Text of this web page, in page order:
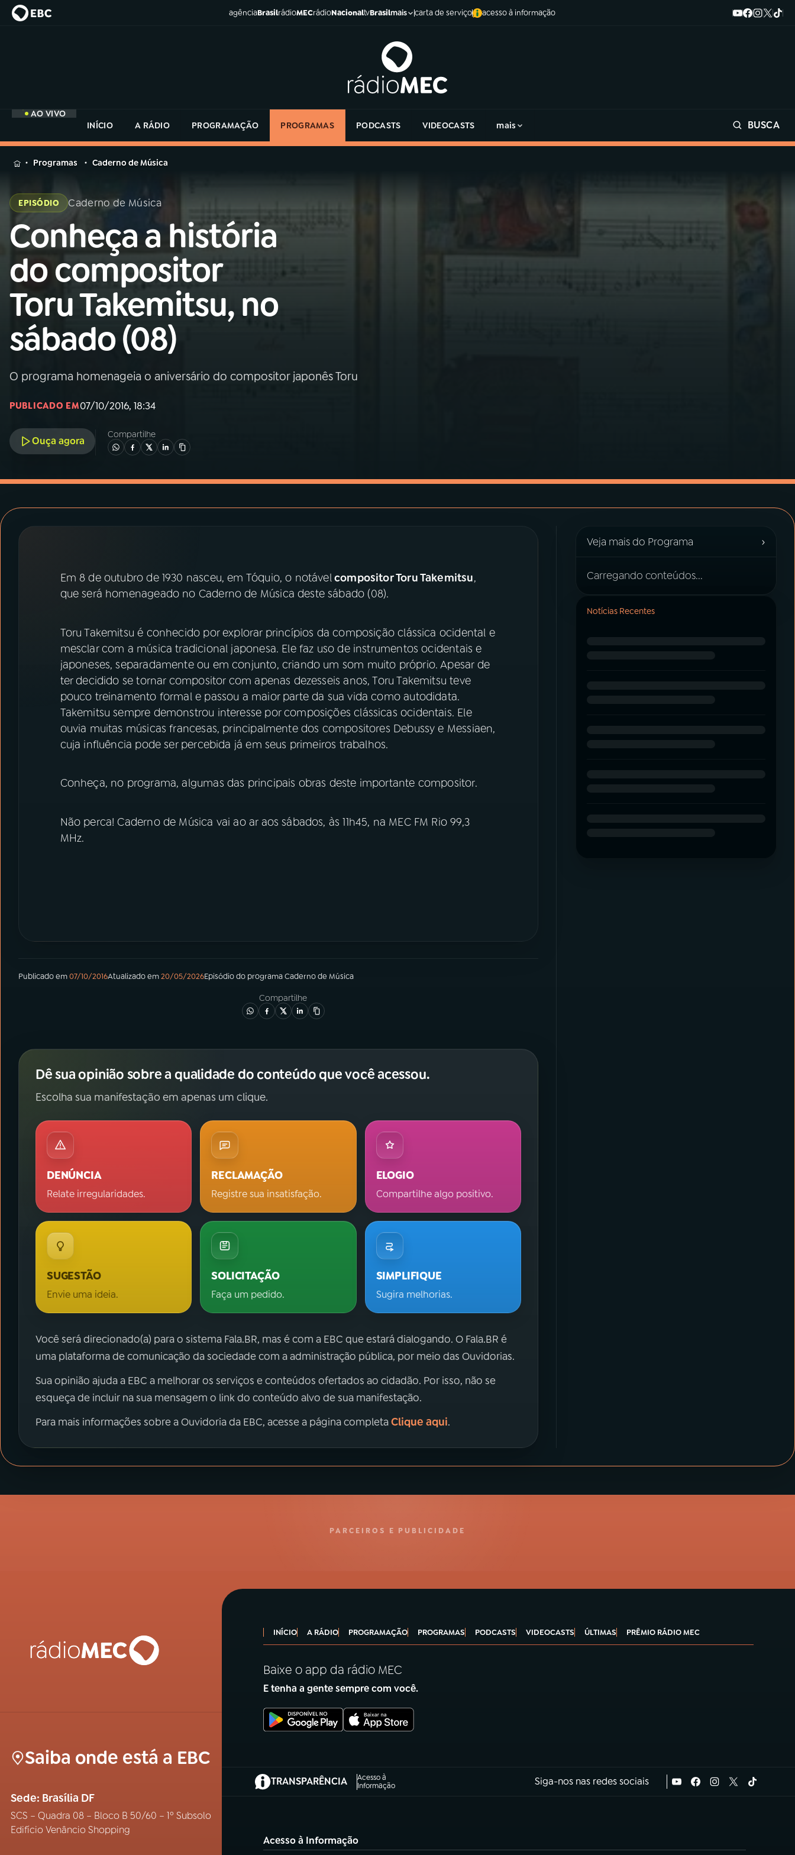
agênciaBrasilrádioMECrádioNacionaltvBrasilmais carta de serviço acesso à informação
AO VIVO
INÍCIO
A RÁDIO PROGRAMAÇÃO PROGRAMAS PODCASTS VIDEOCASTS mais BUSCA
MENU
Buscar
na
Rádio
MEC
AO VIVO
01INÍCIO
02 A RÁDIO
03PROGRAMAÇÃO
05PODCASTS
PRÊMIO RÁDIO MEC
YouTube Facebook
Instagram X
na
Rádio
Programas Caderno de Música
EPISÓDIO Caderno de Música
Conheça a história
do compositor
Toru Takemitsu, no
sábado (08)
O programa homenageia o aniversário do compositor japonês Toru
PUBLICADO EM07/10/2016, 18:34
Ouça agora
Compartilhe
Em 8 de outubro de 1930 nasceu, em Tóquio, o notávelcompositor Toru Takemitsu,
que será homenageado no Caderno de Música deste sábado (08).
Toru Takemitsu é conhecido por explorar princípios da composição clássica ocidental e
mesclar com a música tradicional japonesa. Ele faz uso de instrumentos ocidentais e
japoneses, separadamente ou em conjunto, criando um som muito próprio. Apesar de
ter decidido se tornar compositor com apenas dezesseis anos, Toru Takemitsu teve
pouco treinamento formal e passou a maior parte da sua vida como autodidata.
Takemitsu sempre demonstrou interesse por composições clássicas ocidentais. Ele
ouvia muitas músicas francesas, principalmente dos compositores Debussy e Messiaen,
cuja influência pode ser percebida já em seus primeiros trabalhos.
Conheça, no programa, algumas das principais obras deste importante compositor.
Não perca! Caderno de Música vai ao ar aos sábados, às 11h45, na MEC FM Rio 99,3
MHz.
Publicado em07/10/2016Atualizado em20/05/2026Episódiodo programaCaderno de Música
Compartilhe
Dê sua opinião sobre a qualidade do conteúdo que você acessou.
Escolha sua manifestação em apenas um clique.
DENÚNCIA
Relate irregularidades.
RECLAMAÇÃO
Registre sua insatisfação.
ELOGIO
Compartilhe algo positivo.
SUGESTÃO
Envie uma ideia.
SOLICITAÇÃO
Faça um pedido.
SIMPLIFIQUE
Sugira melhorias.
Você será direcionado(a) para o sistema Fala.BR, mas é com a EBC que estará dialogando. O Fala.BR é
uma plataforma de comunicação da sociedade com a administração pública, por meio das Ouvidorias.
Sua opinião ajuda a EBC a melhorar os serviços e conteúdos ofertados ao cidadão. Por isso, não se
esqueça de incluir na sua mensagem o link do conteúdo alvo de sua manifestação.
Para mais informações sobre a Ouvidoria da EBC, acesse a página completaClique aqui.
Veja mais do Programa ›
Carregando conteúdos...
Notícias Recentes
PARCEIROS E PUBLICIDADE
Saiba onde está a EBC
Sede: Brasília DF
SCS – Quadra 08 – Bloco B 50/60 – 1º Subsolo
Edifício Venâncio Shopping
INÍCIO A RÁDIO PROGRAMAÇÃO PROGRAMAS PODCASTS VIDEOCASTS ÚLTIMAS PRÊMIO RÁDIO MEC
Baixe o app da rádio MEC
E tenha a gente sempre com você.
TRANSPARÊNCIA
Acesso à
Informação
(abre em nova aba) Siga-nos nas redes sociais
Acesso à Informação